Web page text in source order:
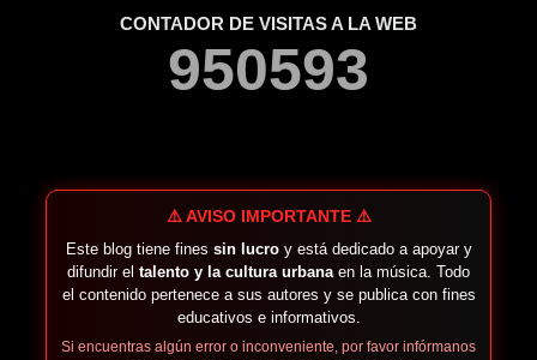
CONTADOR DE VISITAS A LA WEB
950593
⚠️ AVISO IMPORTANTE ⚠️
Este blog tiene fines sin lucroy está dedicado a apoyar y
difundir el talento y la cultura urbanaen la música. Todo
el contenido pertenece a sus autores y se publica con fines
educativos e informativos.
Si encuentras algún error o inconveniente, por favor infórmanos